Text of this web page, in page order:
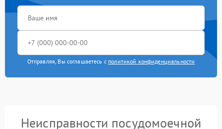
Отправляя, Вы соглашаетесь с политикой конфиденциальности
Неисправности посудомоечной